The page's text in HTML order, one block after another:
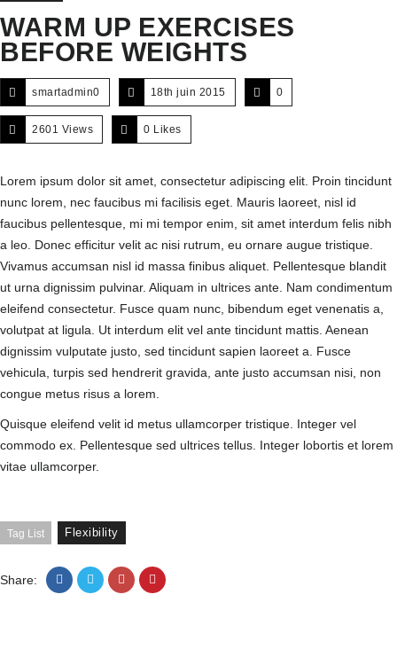
WARM UP EXERCISES
BEFORE WEIGHTS
smartadmin0 18th juin 2015 0
2601 Views 0 Likes
Lorem ipsum dolor sit amet, consectetur adipiscing elit. Proin tincidunt
nunc lorem, nec faucibus mi facilisis eget. Mauris laoreet, nisl id
faucibus pellentesque, mi mi tempor enim, sit amet interdum felis nibh
a leo. Donec efficitur velit ac nisi rutrum, eu ornare augue tristique.
Vivamus accumsan nisl id massa finibus aliquet. Pellentesque blandit
ut urna dignissim pulvinar. Aliquam in ultrices ante. Nam condimentum
eleifend consectetur. Fusce quam nunc, bibendum eget venenatis a,
volutpat at ligula. Ut interdum elit vel ante tincidunt mattis. Aenean
dignissim vulputate justo, sed tincidunt sapien laoreet a. Fusce
vehicula, turpis sed hendrerit gravida, ante justo accumsan nisi, non
congue metus risus a lorem.
Quisque eleifend velit id metus ullamcorper tristique. Integer vel
commodo ex. Pellentesque sed ultrices tellus. Integer lobortis et lorem
vitae ullamcorper.
Tag List Flexibility
Share: